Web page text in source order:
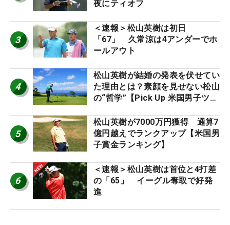
夜にティオフ
3
＜速報＞松山英樹は初日
「67」 久常涼は4アンダーでホ
ールアウト
4
松山英樹が結婚の発表を伏せてい
た理由とは？素顔を見せない松山
の“哲学”【Pick Up 米国男子ツア
5
松山英樹が7000万円獲得 通算7
億円越えでランクアップ【米国男
子賞金ランキング】
6
＜速報＞松山英樹は首位と4打差
の「65」 イーグル奪取で好発
進